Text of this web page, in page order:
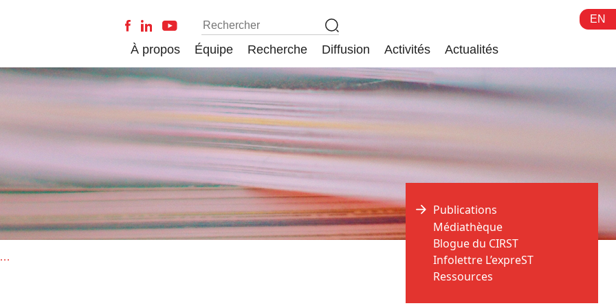
EN
À propos Équipe Recherche Diffusion Activités Actualités
Les nouveaux habits de l'eugénisme ?
Publications
Médiathèque
Blogue du CIRST
Infolettre L’expreST
Ressources